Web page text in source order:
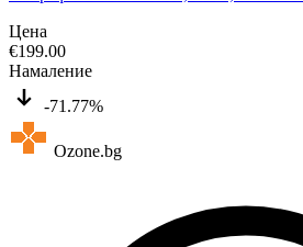
Цена
€199.00
Намаление
-71.77%
Ozone.bg